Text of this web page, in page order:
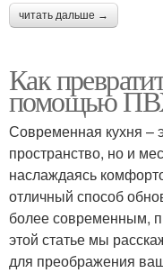
читать дальше →
Как
помощью
Современная кухня –
пространство, но и
наслаждаясь
отличный способ
более современным,
этой статье мы
для преображения